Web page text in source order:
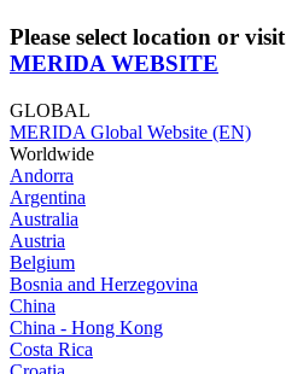
Please select location or visit
MERIDA WEBSITE
GLOBAL
MERIDA Global Website (EN)
Worldwide
Andorra
Argentina
Australia
Austria
Belgium
Bosnia and Herzegovina
China
China - Hong Kong
Costa Rica